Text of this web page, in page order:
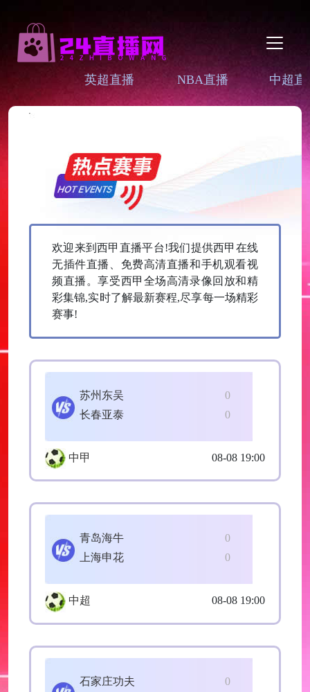
英超直播 NBA直播 中超直
欢迎来到西甲直播平台!我们提供西甲在线
无插件直播、免费高清直播和手机观看视
频直播。享受西甲全场高清录像回放和精
彩集锦,实时了解最新赛程,尽享每一场精彩
赛事!
0
苏州东吴
0
长春亚泰
中甲 08-08 19:00
0
青岛海牛
0
上海申花
中超 08-08 19:00
0
石家庄功夫